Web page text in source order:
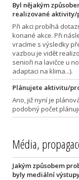
Byl nějakým
realizované aktivity/
Při akci probíhá
konané akce. Při
vracíme s výsledky
vazbou je vidět
senioři na lavičce u
adaptaci na klima...).
Plánujete aktivitu/
Ano, již nyní je
podobný počet
Média,
Jakým způsobem
byly mediální